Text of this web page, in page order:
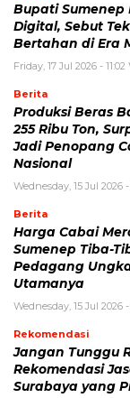
Bupati Sumenep
Digital, Sebut
Bertahan di Era
Friday, 17 Jul 2026 -
Berita
Produksi Beras
255 Ribu Ton,
Jadi Penopang
Nasional
Wednesday, 15 Jul 2026
Berita
Harga Cabai
Sumenep Tiba-
Pedagang
Utamanya
Wednesday, 15 Jul 2026 -
Rekomendasi
Jangan Tunggu
Rekomendasi
Surabaya yang